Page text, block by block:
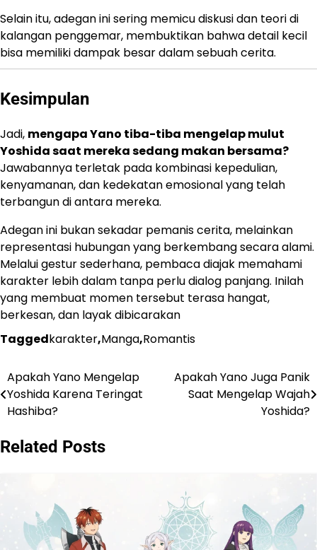
Selain itu, adegan ini sering memicu diskusi dan teori di
kalangan penggemar, membuktikan bahwa detail kecil
bisa memiliki dampak besar dalam sebuah cerita.
Kesimpulan
Jadi, mengapa Yano tiba-tiba mengelap mulut
Yoshida saat mereka sedang makan bersama?
Jawabannya terletak pada kombinasi kepedulian,
kenyamanan, dan kedekatan emosional yang telah
terbangun di antara mereka.
Adegan ini bukan sekadar pemanis cerita, melainkan
representasi hubungan yang berkembang secara alami.
Melalui gestur sederhana, pembaca diajak memahami
karakter lebih dalam tanpa perlu dialog panjang. Inilah
yang membuat momen tersebut terasa hangat,
berkesan, dan layak dibicarakan
Taggedkarakter,Manga,Romantis
Navigasi
pos
Apakah Yano Mengelap
Yoshida Karena Teringat
Hashiba?
Apakah Yano Juga Panik
Saat Mengelap Wajah
Yoshida?
Related Posts